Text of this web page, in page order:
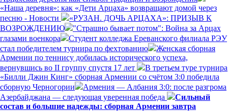
«Наша деревня»: как «Дети Арцаха» возвращают домой через
песню - Новости
«РУЗАН. ДОЧЬ АРЦАХА»: ПРИЗЫВ К
ВОЗРОЖДЕНИЮ
"Страшно бывает потом": Война за Арцах
глазами военкора
Студент колледжа Ереванского филиала РЭУ
стал победителем турнира по фехтованию
Женская сборная
Армении по теннису добилась исторического успеха,
вернувшись во II группу спустя 17 лет
В третьем туре турнира
«Билли Джин Кинг» сборная Армении со счётом 3:0 победила
сборную Черногории
Армения — Албания 3:0: после разгрома
Азербайджана — следующая уверенная победа
Сильный
состав и большие надежды: сборная Армении завтра